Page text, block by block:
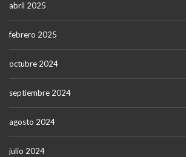
abril 2025
febrero 2025
octubre 2024
septiembre 2024
agosto 2024
julio 2024